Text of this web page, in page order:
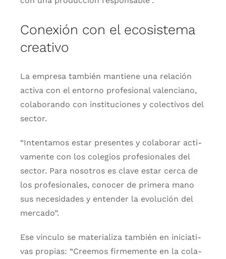
Conexión con el ecosistema
creativo
La empre­sa tam­bién man­tie­ne una rela­ción
acti­va con el entorno pro­fe­sio­nal valen­ciano,
cola­bo­ran­do con ins­ti­tu­cio­nes y colec­ti­vos del
sec­tor.
“Inten­ta­mos estar pre­sen­tes y cola­bo­rar acti­
va­men­te con los cole­gios pro­fe­sio­na­les del
sec­tor. Para noso­tros es cla­ve estar cer­ca de
los pro­fe­sio­na­les, cono­cer de pri­me­ra mano
sus nece­si­da­des y enten­der la evo­lu­ción del
mer­ca­do”.
Ese víncu­lo se mate­ria­li­za tam­bién en ini­cia­ti­
vas pro­pias: “Cree­mos fir­me­men­te en la cola­